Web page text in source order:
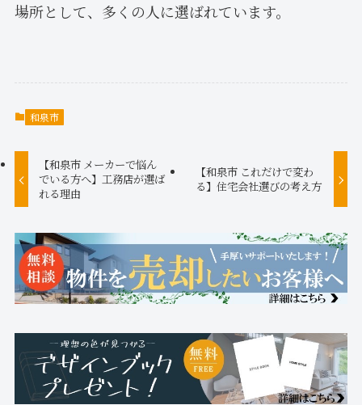
場所として、多くの人に選ばれています。
和泉市
【和泉市 メーカーで悩ん
でいる方へ】工務店が選ば
れる理由
【和泉市 これだけで変わ
る】住宅会社選びの考え方